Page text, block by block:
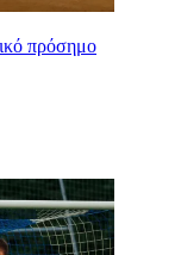
πρόσημο